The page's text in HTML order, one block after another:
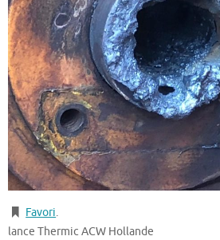
Favori.
lance Thermic ACW Hollande